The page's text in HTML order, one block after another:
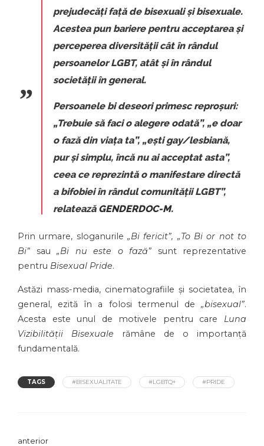
prejudecăți față de bisexuali și bisexuale.
Acestea pun bariere pentru acceptarea și
perceperea diversității cât în rândul
persoanelor LGBT, atât și în rândul
societății în general.
Persoanele bi deseori primesc reproșuri:
„Trebuie să faci o alegere odată”, „e doar
o fază din viața ta”, „ești gay/lesbiană,
pur și simplu, încă nu ai acceptat asta”,
ceea ce reprezintă o manifestare directă
a bifobiei în rândul comunității LGBT”,
relatează GENDERDOC-M.
Prin urmare, sloganurile „Bi fericit”, „To Bi or not to
Bi” sau „Bi nu este o fază” sunt reprezentative
pentru Bisexual Pride.
Astăzi mass-media, cinematografiile și societatea, în
general, ezită în a folosi termenul de „bisexual”.
Acesta este unul de motivele pentru care Luna
Vizibilității Bisexuale rămâne de o importanță
fundamentală.
TAGS #BISEXUALITATE #LGBTQ+ #PRIDE
anterior